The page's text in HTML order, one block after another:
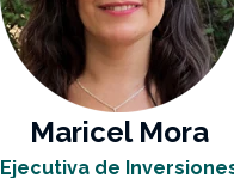
Maricel Mora
Ejecutiva de